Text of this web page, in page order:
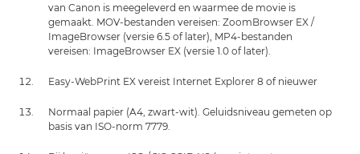
van Canon is meegeleverd en waarmee de movie is
gemaakt. MOV-bestanden vereisen: ZoomBrowser EX /
ImageBrowser (versie 6.5 of later), MP4-bestanden
vereisen: ImageBrowser EX (versie 1.0 of later).
Easy-WebPrint EX vereist Internet Explorer 8 of nieuwer
Normaal papier (A4, zwart-wit). Geluidsniveau gemeten op
basis van ISO-norm 7779.